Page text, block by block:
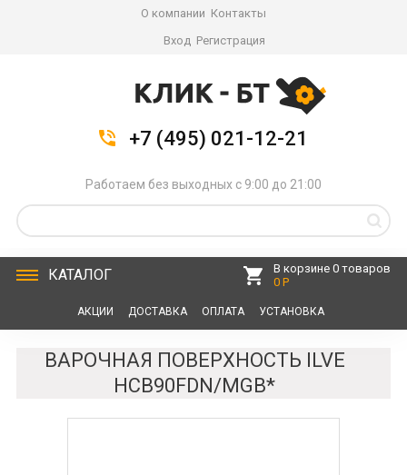
О компании Контакты
Вход Регистрация
+7 (495) 021-12-21
Работаем без выходных с 9:00 до 21:00
КАТАЛОГ
В корзине 0 товаров
0 Р
АКЦИИ ДОСТАВКА ОПЛАТА УСТАНОВКА
ВАРОЧНАЯ ПОВЕРХНОСТЬ ILVE
HCB90FDN/MGB*